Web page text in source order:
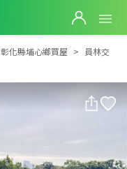
員林交流道特定區B
彰化縣埔心鄉買屋
員林交